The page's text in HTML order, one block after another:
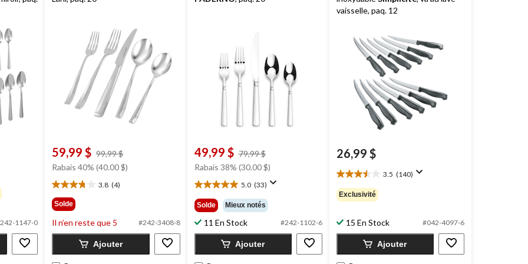
1147-0
59,99 $ 99,99 $
était
Rabais 40% (40.00 $)
3.8 (4)
3.8
étoile(s)
sur
5.
4
évaluations
Solde
Il n’en reste que 5 #242-3408-8
Ajouter
49,99 $ 79,99 $
était
Rabais 38% (30.00 $)
5.0 (33)
5.0
étoile(s)
sur
5.
33
évaluations
Solde Mieux notés
11 En Stock #242-1102-6
Ajouter
vaisselle, paq. 12
26,99 $
3.5 (140)
3.5
étoile(s)
sur
140
évaluations
Exclusivité
15 En Stock #042-4097-6
Ajouter